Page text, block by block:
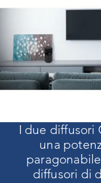
I due diffusori
una
diffusori di